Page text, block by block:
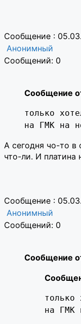
Сообщение :
Анонимный
Сообщений: 0
Сообщение
только
на ГМК на
А сегодня чо-то
что-ли. И платина
Сообщение :
Анонимный
Сообщений: 0
Сообщение
только
на ГМК